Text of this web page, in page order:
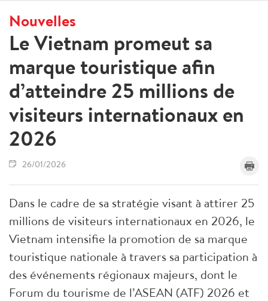
Nouvelles
Le Vietnam promeut sa
marque touristique afin
d’atteindre 25 millions de
visiteurs internationaux en
2026
26/01/2026
Dans le cadre de sa stratégie visant à attirer 25
millions de visiteurs internationaux en 2026, le
Vietnam intensifie la promotion de sa marque
touristique nationale à travers sa participation à
des événements régionaux majeurs, dont le
Forum du tourisme de l’ASEAN (ATF) 2026 et